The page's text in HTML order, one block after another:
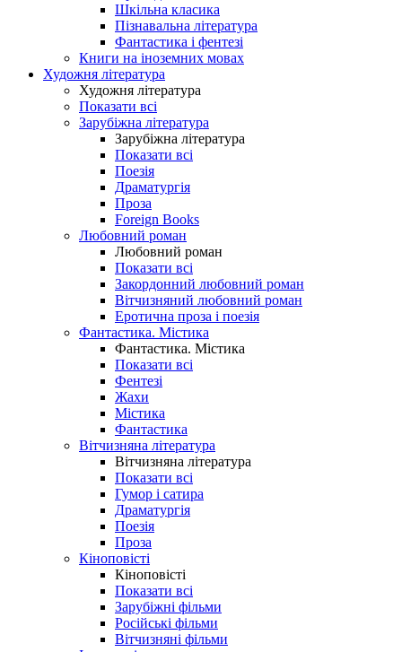
Шкільна класика
Пізнавальна література
Фантастика і фентезі
Книги на іноземних мовах
Художня література
Художня література
Показати всі
Зарубіжна література
Зарубіжна література
Показати всі
Поезія
Драматургія
Проза
Foreign Books
Любовний роман
Любовний роман
Показати всі
Закордонний любовний роман
Вітчизняний любовний роман
Еротична проза і поезія
Фантастика. Містика
Фантастика. Містика
Показати всі
Фентезі
Жахи
Містика
Фантастика
Вітчизняна література
Вітчизняна література
Показати всі
Гумор і сатира
Драматургія
Поезія
Проза
Кіноповісті
Кіноповісті
Показати всі
Зарубіжні фільми
Російські фільми
Вітчизняні фільми